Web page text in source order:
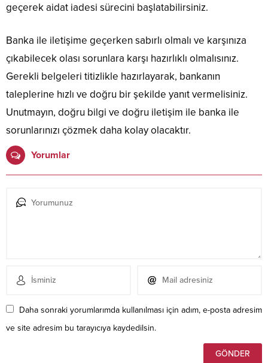
geçerek aidat iadesi sürecini başlatabilirsiniz.
Banka ile iletişime geçerken sabırlı olmalı ve karşınıza
çıkabilecek olası sorunlara karşı hazırlıklı olmalısınız.
Gerekli belgeleri titizlikle hazırlayarak, bankanın
taleplerine hızlı ve doğru bir şekilde yanıt vermelisiniz.
Unutmayın, doğru bilgi ve doğru iletişim ile banka ile
sorunlarınızı çözmek daha kolay olacaktır.
Yorumlar
Daha sonraki yorumlarımda kullanılması için adım, e-posta adresim
ve site adresim bu tarayıcıya kaydedilsin.